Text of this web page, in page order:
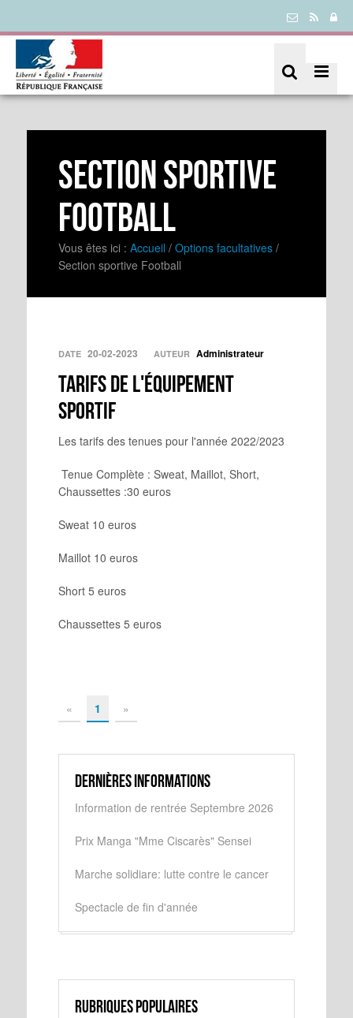
Section sportive
Football
Vous êtes ici : Accueil / Options facultatives /
Section sportive Football
DATE 20-02-2023 AUTEUR Administrateur
Tarifs de l'équipement
sportif
Les tarifs des tenues pour l'année 2022/2023
Tenue Complète : Sweat, Maillot, Short,
Chaussettes :30 euros
Sweat 10 euros
Maillot 10 euros
Short 5 euros
Chaussettes 5 euros
« 1 »
Dernières informations
Information de rentrée Septembre 2026
Prix Manga "Mme Ciscarès" Sensei
Marche solidiare: lutte contre le cancer
Spectacle de fin d'année
Rubriques populaires